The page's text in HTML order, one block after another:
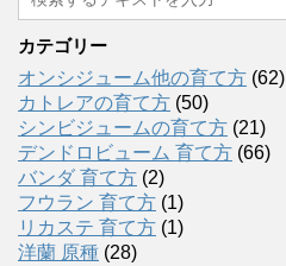
カテゴリー
オンシジューム他の育て方 (62)
カトレアの育て方 (50)
シンビジュームの育て方 (21)
デンドロビューム 育て方 (66)
バンダ 育て方 (2)
フウラン 育て方 (1)
リカステ 育て方 (1)
洋蘭 原種 (28)